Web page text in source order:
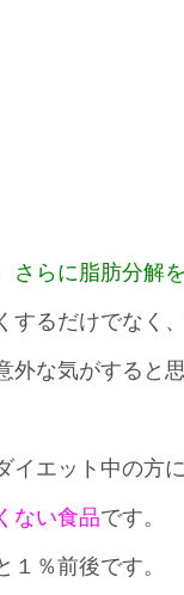
さらに脂肪分解
るだけでなく
な気がすると思
イエット中の方
ない食品です。
％前後です。